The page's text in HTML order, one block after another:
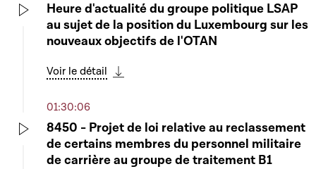
Heure d'actualité du groupe politique LSAP
au sujet de la position du Luxembourg sur les
nouveaux objectifs de l'OTAN
Voir le détail
01:30:06
8450 - Projet de loi relative au reclassement
de certains membres du personnel militaire
de carrière au groupe de traitement B1